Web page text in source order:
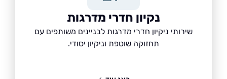
נקיון חדרי מדרגות
שירותי ניקיון חדרי מדרגות לבניינים משותפים עם
תחזוקה שוטפת וניקיון יסודי.